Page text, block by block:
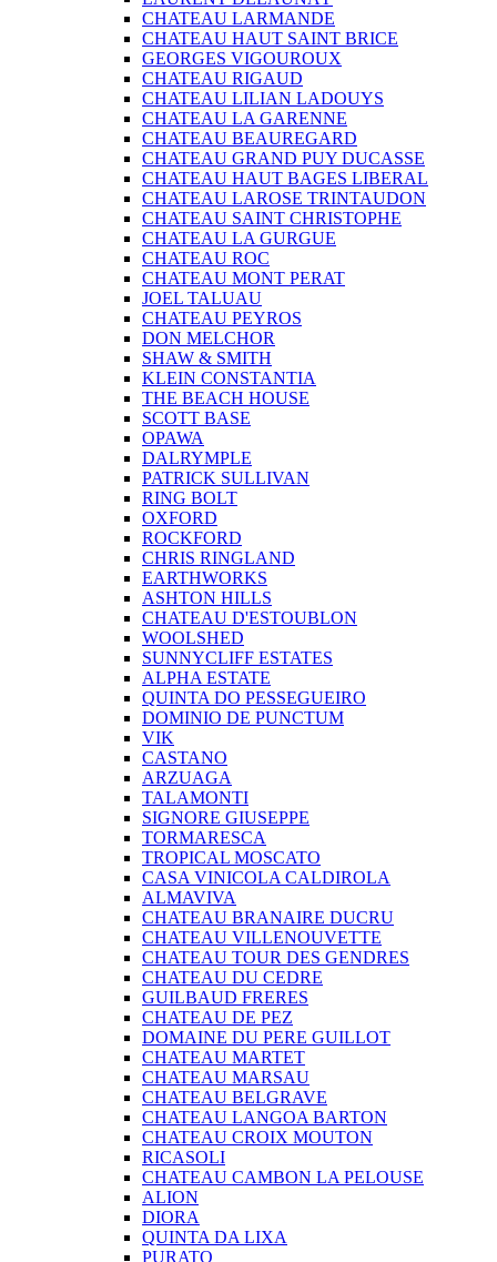
CHATEAU LARMANDE
CHATEAU HAUT SAINT BRICE
GEORGES VIGOUROUX
CHATEAU RIGAUD
CHATEAU LILIAN LADOUYS
CHATEAU LA GARENNE
CHATEAU BEAUREGARD
CHATEAU GRAND PUY DUCASSE
CHATEAU HAUT BAGES LIBERAL
CHATEAU LAROSE TRINTAUDON
CHATEAU SAINT CHRISTOPHE
CHATEAU LA GURGUE
CHATEAU ROC
CHATEAU MONT PERAT
JOEL TALUAU
CHATEAU PEYROS
DON MELCHOR
SHAW & SMITH
KLEIN CONSTANTIA
THE BEACH HOUSE
SCOTT BASE
OPAWA
DALRYMPLE
PATRICK SULLIVAN
RING BOLT
OXFORD
ROCKFORD
CHRIS RINGLAND
EARTHWORKS
ASHTON HILLS
CHATEAU D'ESTOUBLON
WOOLSHED
SUNNYCLIFF ESTATES
ALPHA ESTATE
QUINTA DO PESSEGUEIRO
DOMINIO DE PUNCTUM
VIK
CASTANO
ARZUAGA
TALAMONTI
SIGNORE GIUSEPPE
TORMARESCA
TROPICAL MOSCATO
CASA VINICOLA CALDIROLA
ALMAVIVA
CHATEAU BRANAIRE DUCRU
CHATEAU VILLENOUVETTE
CHATEAU TOUR DES GENDRES
CHATEAU DU CEDRE
GUILBAUD FRERES
CHATEAU DE PEZ
DOMAINE DU PERE GUILLOT
CHATEAU MARTET
CHATEAU MARSAU
CHATEAU BELGRAVE
CHATEAU LANGOA BARTON
CHATEAU CROIX MOUTON
RICASOLI
CHATEAU CAMBON LA PELOUSE
ALION
DIORA
QUINTA DA LIXA
PURATO